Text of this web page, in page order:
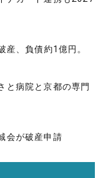
産、負債約1億円。
病院と京都の専門
会が破産申請